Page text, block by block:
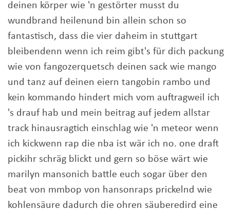
deinen körper wie 'n gestörter musst du
wundbrand heilenund bin allein schon so
fantastisch, dass die vier daheim in stuttgart
bleibendenn wenn ich reim gibt's für dich packung
wie von fangozerquetsch deinen sack wie mango
und tanz auf deinen eiern tangobin rambo und
kein kommando hindert mich vom auftragweil ich
's drauf hab und mein beitrag auf jedem allstar
track hinausragtich einschlag wie 'n meteor wenn
ich kickwenn rap die nba ist wär ich no. one draft
pickihr schräg blickt und gern so böse wärt wie
marilyn mansonich battle euch sogar über den
beat von mmbop von hansonraps prickelnd wie
kohlensäure dadurch die ohren säuberedird eine